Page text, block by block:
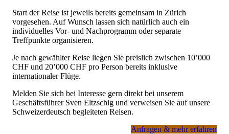
Start der Reise ist jeweils bereits gemeinsam in Zürich
vorgesehen. Auf Wunsch lassen sich natürlich auch ein
individuelles Vor- und Nachprogramm oder separate
Treffpunkte organisieren.
Je nach gewählter Reise liegen Sie preislich zwischen 10’000
CHF und 20’000 CHF pro Person bereits inklusive
internationaler Flüge.
Melden Sie sich bei Interesse gern direkt bei unserem
Geschäftsführer Sven Eltzschig und verweisen Sie auf unsere
Schweizerdeutsch begleiteten Reisen.
Anfragen & mehr erfahren